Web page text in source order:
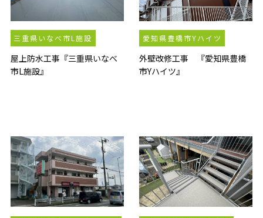
三重県いなべ市L施設
屋上防水工事『三重県いなべ
市L施設』
愛知県豊橋市Yハイツ
外壁改修工事 『愛知県豊橋
市Yハイツ』